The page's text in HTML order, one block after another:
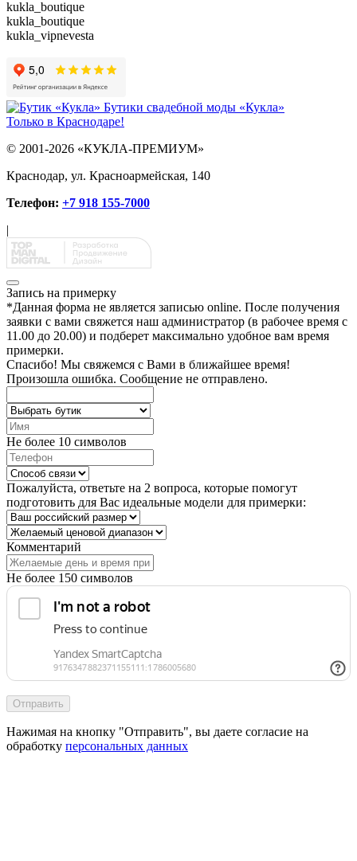
kukla_boutique
kukla_boutique
kukla_vipnevesta
Бутики свадебной моды «Кукла»
Только в Краснодаре!
© 2001-2026 «КУКЛА-ПРЕМИУМ»
Краснодар, ул. Красноармейская, 140
Телефон: +7 918 155-7000
|
Запись на примерку
*Данная форма не является записью online. После получения
заявки с вами свяжется наш администратор (в рабочее время с
11.00 до 20.00) и подберет максимально удобное вам время
примерки.
Спасибо! Мы свяжемся с Вами в ближайшее время!
Произошла ошибка. Сообщение не отправлено.
Не более 10 символов
Пожалуйста, ответьте на 2 вопроса, которые помогут
подготовить для Вас идеальные модели для примерки:
Комментарий
Не более 150 символов
Отправить
Нажимая на кнопку "Отправить", вы даете согласие на
обработку персональных данных